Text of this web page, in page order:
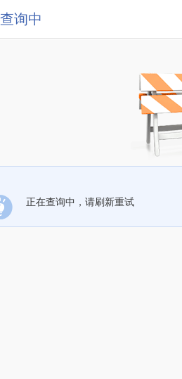
询中
正在查询中，请刷新重试